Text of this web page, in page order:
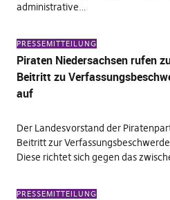
administrative…
PRESSEMITTEILUNG
Piraten Niedersachsen rufen
Beitritt zu
auf
Der Landesvorstand der
Beitritt zur Verfassungsbeschwerde
Diese richtet sich gegen das
PRESSEMITTEILUNG